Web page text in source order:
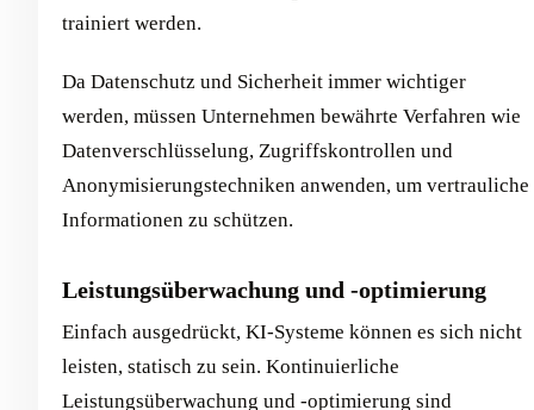
trainiert werden.
Da Datenschutz und Sicherheit immer wichtiger
werden, müssen Unternehmen bewährte Verfahren wie
Datenverschlüsselung, Zugriffskontrollen und
Anonymisierungstechniken anwenden, um vertrauliche
Informationen zu schützen.
Leistungsüberwachung und -optimierung
Einfach ausgedrückt, KI-Systeme können es sich nicht
leisten, statisch zu sein. Kontinuierliche
Leistungsüberwachung und -optimierung sind